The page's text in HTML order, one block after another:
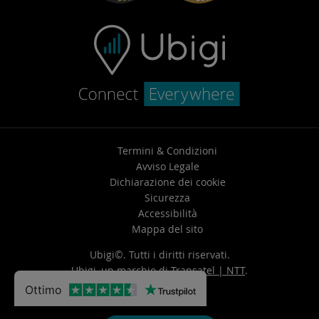
Termini & Condizioni
Avviso Legale
Dichiarazione dei cookie
Sicurezza
Accessibilità
Mappa del sito
Ubigi©. Tutti i diritti riservati.
Ubigi, un marchio diTransatel | NTT.
Ottimo